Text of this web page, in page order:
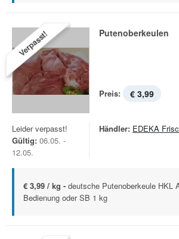
Verpasst! Putenoberkeulen
Preis: € 3,99
Leider verpasst!
Gültig: 06.05. -
12.05.
Händler: EDEKA
€ 3,99 / kg - deutsche Putenoberkeule HKL
Bedienung oder SB 1 kg